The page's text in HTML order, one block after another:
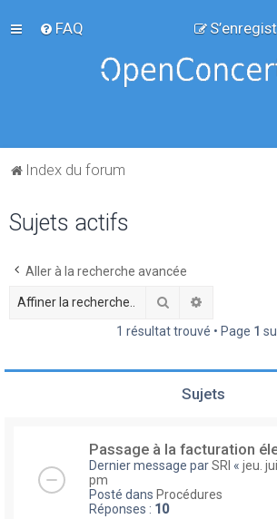
FAQ
Index du forum
Sujets actifs
Aller à la recherche avancée
Rechercher
1 résultat trouvé • Page 1
Sujets
Passage à la facturation
Dernier message parSRI « jeu.
pm
Posté dans Procédures
Réponses : 10